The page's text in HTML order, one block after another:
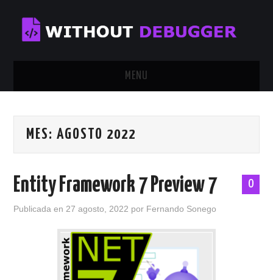
MENU
TUTORIALES
CONTÁCTAME
SOBRE MÍ
MES:AGOSTO 2022
0
Entity Framework 7 Preview 7
Publicada en27 agosto, 2022 por Fernando Sonego